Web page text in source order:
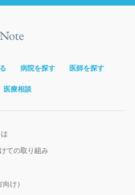
病院を探す 医師を探す
医療相談
ての取り組み
け）